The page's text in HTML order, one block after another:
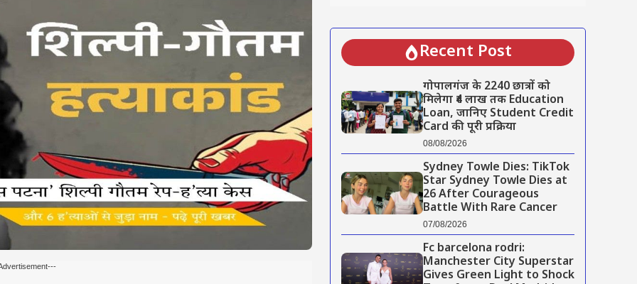
Recent Post
गोपालगंज के 2240 छात्रों को
मिलेगा ₹4 लाख तक Education
Loan, जानिए Student Credit
Card की पूरी प्रक्रिया
08/08/2026
Sydney Towle Dies: TikTok
Star Sydney Towle Dies at
26 After Courageous
Battle With Rare Cancer
07/08/2026
Fc barcelona rodri:
Manchester City Superstar
Gives Green Light to Shock